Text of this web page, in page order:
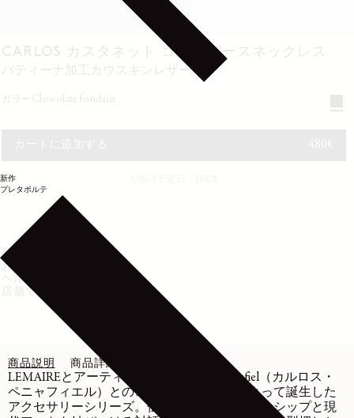
新作
プレタポルテ
CARLOS カスタネット コインパースネックレス
パティーナ加工カウスキンレザー
カラー chocolate fondant
配送・返品
お手入れ方法
ヘルプ・サポート
店舗で在庫を確認
商品説明 商品詳細
LEMAIREとアーティストであるCarlos Peñafiel（カルロス・
ペニャフィエル）とのコラボレーションによって誕生した
アクセサリーシリーズ。伝統的なクラフツマンシップと現